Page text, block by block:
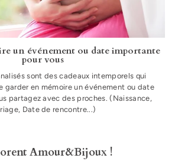
un événement ou date importante
pour vous
sont des cadeaux intemporels qui
garder en mémoire un événement ou date
partagez avec des proches. (Naissance,
Date de rencontre...)
Amour&Bijoux !